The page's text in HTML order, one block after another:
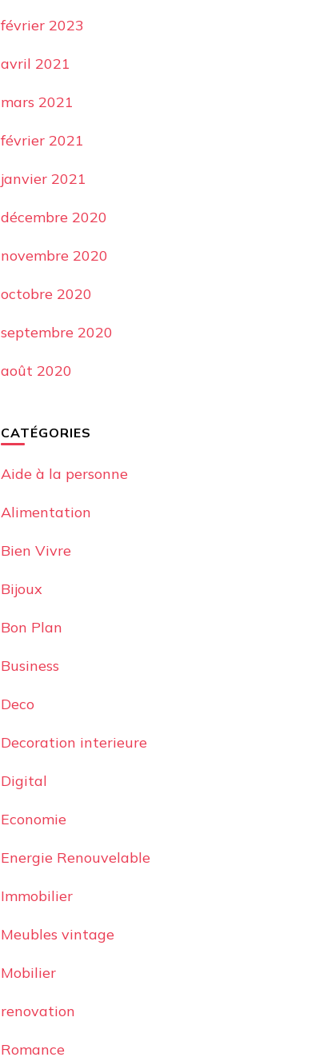
février 2023
avril 2021
mars 2021
février 2021
janvier 2021
décembre 2020
novembre 2020
octobre 2020
septembre 2020
août 2020
CATÉGORIES
Aide à la personne
Alimentation
Bien Vivre
Bijoux
Bon Plan
Business
Deco
Decoration interieure
Digital
Economie
Energie Renouvelable
Immobilier
Meubles vintage
Mobilier
renovation
Romance